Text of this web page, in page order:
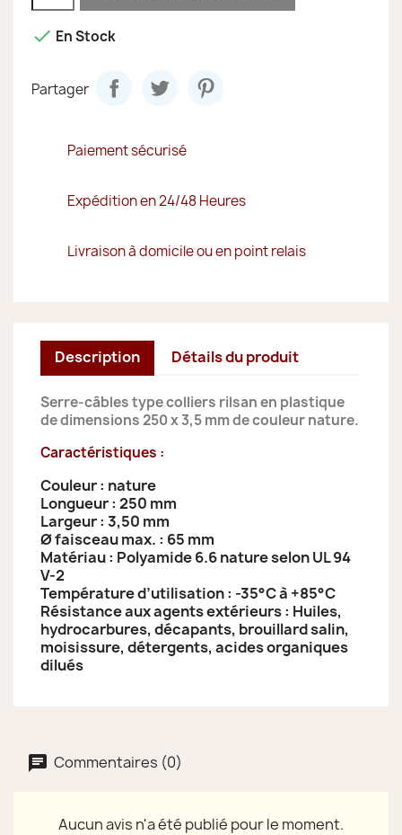
 En Stock
Partager
Paiement sécurisé
Expédition en 24/48 Heures
Livraison à domicile ou en point relais
Description Détails du produit
Serre-câbles type colliers rilsan en plastique
de dimensions 250 x 3,5 mm de couleur nature.
Caractéristiques :
Couleur : nature
Longueur : 250 mm
Largeur : 3,50 mm
Ø faisceau max. : 65 mm
Matériau : Polyamide 6.6 nature selon UL 94
V-2
Température d’utilisation : -35°C à +85°C
Résistance aux agents extérieurs : Huiles,
hydrocarbures, décapants, brouillard salin,
moisissure, détergents, acides organiques
dilués
Commentaires (0)
Aucun avis n'a été publié pour le moment.